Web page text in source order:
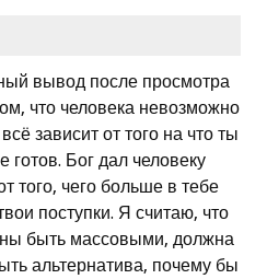
вывод после просмотра
что человека невозможно
зависит от того на что ты
готов. Бог дал человеку
того, чего больше в тебе
поступки. Я считаю, что
быть массовыми, должна
альтернатива, почему бы